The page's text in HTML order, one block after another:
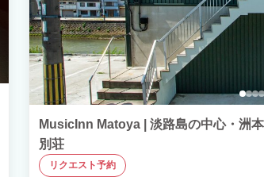
MusicInn Matoya | 淡路島の中心・洲
別荘
リクエスト予約